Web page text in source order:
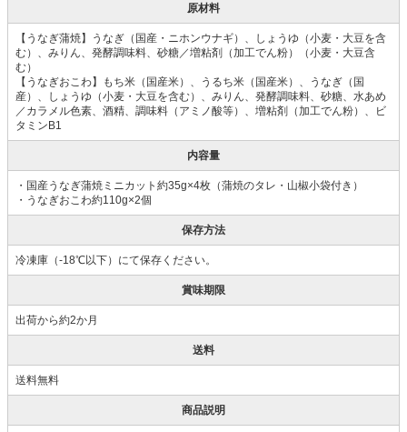
原材料
【うなぎ蒲焼】うなぎ（国産・ニホンウナギ）、しょうゆ（小麦・大豆を含
む）、みりん、発酵調味料、砂糖／増粘剤（加工でん粉）（小麦・大豆含
む）
【うなぎおこわ】もち米（国産米）、うるち米（国産米）、うなぎ（国
産）、しょうゆ（小麦・大豆を含む）、みりん、発酵調味料、砂糖、水あめ
／カラメル色素、酒精、調味料（アミノ酸等）、増粘剤（加工でん粉）、ビ
タミンB1
内容量
・国産うなぎ蒲焼ミニカット約35g×4枚（蒲焼のタレ・山椒小袋付き）
・うなぎおこわ約110g×2個
保存方法
冷凍庫（-18℃以下）にて保存ください。
賞味期限
出荷から約2か月
送料
送料無料
商品説明